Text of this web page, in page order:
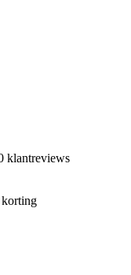
klantreviews